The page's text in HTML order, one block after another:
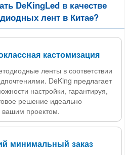
DeKingLed в качестве
лент в Китае?
кастомизация
ленты в соответствии
DeKing предлагает
настройки, гарантируя,
решение идеально
вашим проектом.
минимальный заказ